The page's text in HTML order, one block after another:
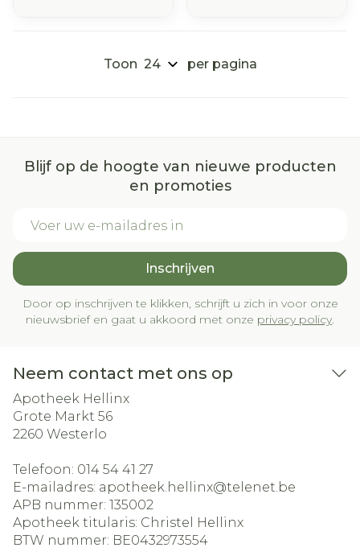
Toon per pagina
Blijf op de hoogte van nieuwe producten
en promoties
Inschrijven
Door op inschrijven te klikken, schrijft u zich in voor onze
nieuwsbrief en gaat u akkoord met onze privacy policy.
Neem contact met ons op
Apotheek Hellinx
Grote Markt 56
2260 Westerlo
Telefoon: 014 54 41 27
E-mailadres: apotheek.hellinx@telenet.be
APB nummer: 135002
Apotheek titularis: Christel Hellinx
BTW nummer: BE0432973554